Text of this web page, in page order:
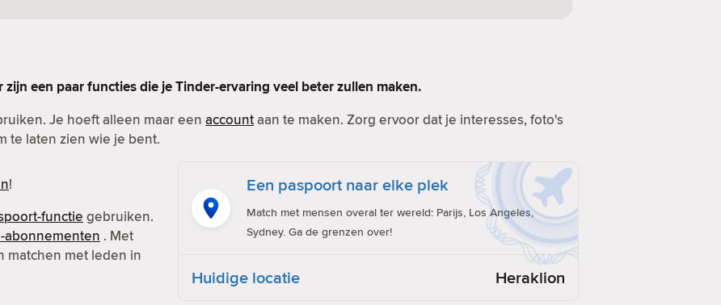
een paar functies die je Tinder-ervaring veel beter zullen maken.
Je hoeft alleen maar een accountaan te maken. Zorg ervoor dat je interesses, foto's
te laten zien wie je bent.
!
functie gebruiken.
abonnementen . Met
matchen met leden in
Een paspoort naar elke plek
Match met mensen overal ter wereld: Parijs, Los Angeles,
Sydney. Ga de grenzen over!
Huidige locatie Heraklion